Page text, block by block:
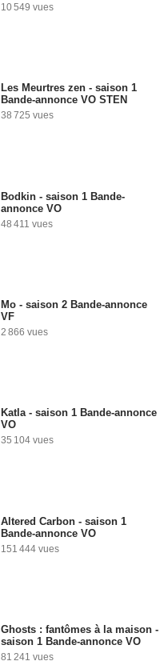
10 549 vues
Les Meurtres zen - saison 1
Bande-annonce VO STEN
38 725 vues
Bodkin - saison 1 Bande-
annonce VO
48 411 vues
Mo - saison 2 Bande-annonce
VF
2 866 vues
Katla - saison 1 Bande-annonce
VO
35 104 vues
Altered Carbon - saison 1
Bande-annonce VO
151 444 vues
Ghosts : fantômes à la maison -
saison 1 Bande-annonce VO
81 241 vues